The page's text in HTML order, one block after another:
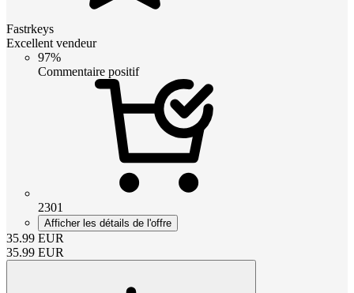
Fastrkeys
Excellent vendeur
97%
Commentaire positif
2301
Afficher les détails de l'offre
35.99 EUR
35.99 EUR